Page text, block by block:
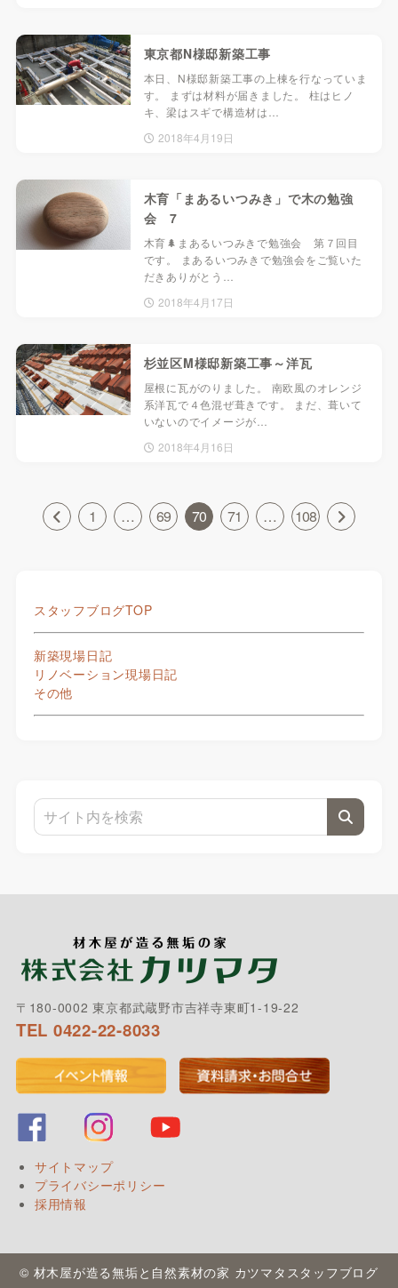
東京都N様邸新築工事
本日、N様邸新築工事の上棟を行なっていま
す。 まずは材料が届きました。 柱はヒノ
キ、梁はスギで構造材は…
2018年4月19日
木育「まあるいつみき」で木の勉強
会 7
木育🌲まあるいつみきで勉強会 第７回目
です。 まあるいつみきで勉強会をご覧いた
だきありがとう…
2018年4月17日
杉並区M様邸新築工事～洋瓦
屋根に瓦がのりました。 南欧風のオレンジ
系洋瓦で４色混ぜ葺きです。 まだ、葺いて
いないのでイメージが…
2018年4月16日
1 … 69 70 71 … 108
スタッフブログTOP
新築現場日記
リノベーション現場日記
その他
〒180-0002 東京都武蔵野市吉祥寺東町1-19-22
TEL 0422-22-8033
サイトマップ
プライバシーポリシー
採用情報
© 材木屋が造る無垢と自然素材の家 カツマタスタッフブログ